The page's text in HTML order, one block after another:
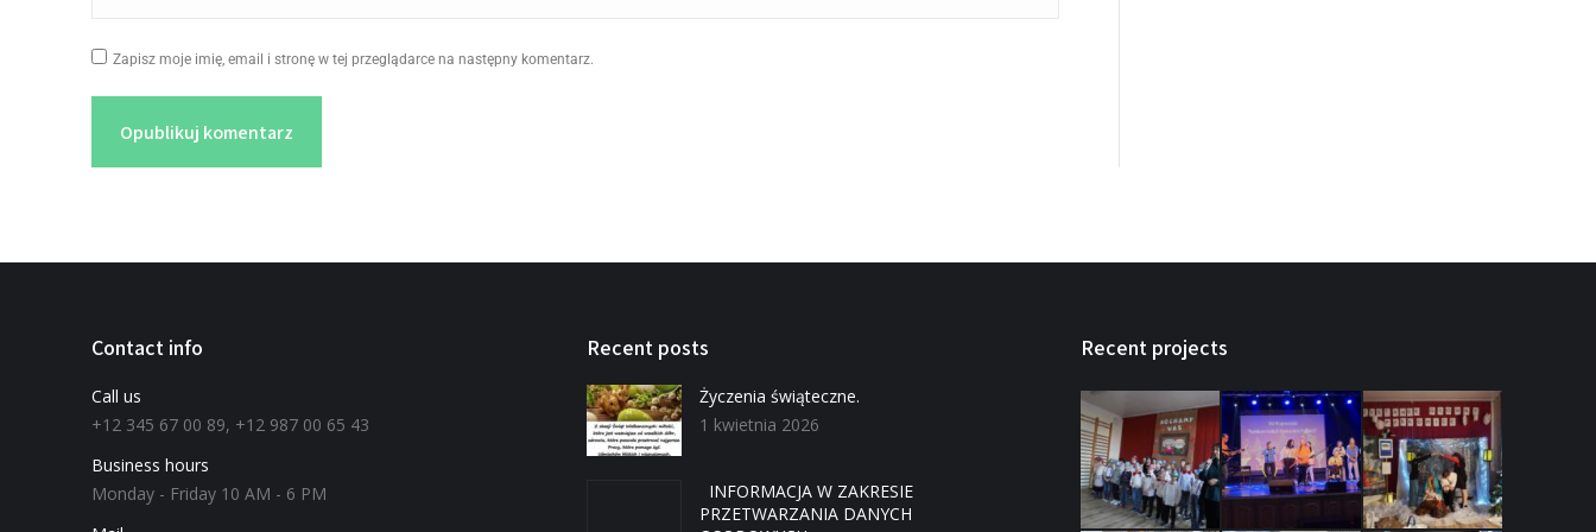
Zapisz moje imię, email i stronę w tej przeglądarce na następny komentarz.
Opublikuj komentarz
Contact info
Call us
+12 345 67 00 89, +12 987 00 65 43
Business hours
Monday - Friday 10 AM - 6 PM
Recent posts
Życzenia świąteczne.
1 kwietnia 2026
INFORMACJA W ZAKRESIE
PRZETWARZANIA DANYCH
Recent projects